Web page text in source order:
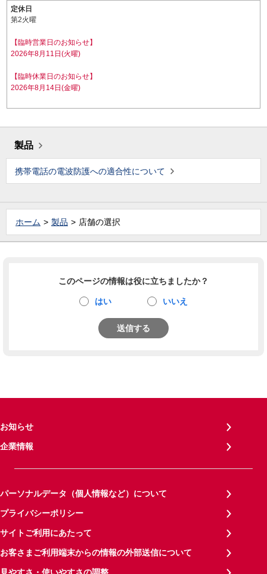
定休日
第2火曜
【臨時営業日のお知らせ】
2026年8月11日(火曜)
【臨時休業日のお知らせ】
2026年8月14日(金曜)
製品
携帯電話の電波防護への適合性について
ホーム 製品 店舗の選択
このページの情報は役に立ちましたか？
はい いいえ
送信する
お知らせ
企業情報
パーソナルデータ（個人情報など）について
プライバシーポリシー
サイトご利用にあたって
お客さまご利用端末からの情報の外部送信について